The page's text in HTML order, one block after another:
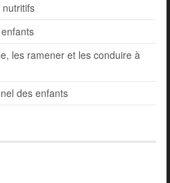
les ramener et les conduire à
des enfants